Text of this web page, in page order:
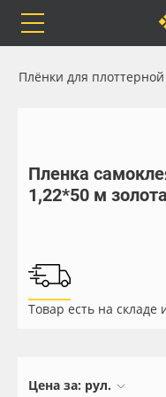
Каталог
Бренды
Доставка
Весь каталог
Самоклеящиеся плёнки
Листовые материалы
Плёнки для
Пленка
1,22*50 м
Товар есть на складе
Цена за: рул.